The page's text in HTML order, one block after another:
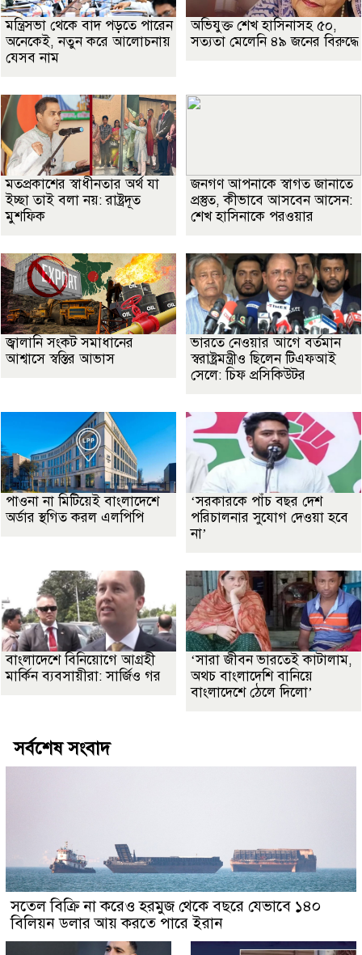
মন্ত্রিসভা থেকে বাদ পড়তে পারেন
অনেকেই, নতুন করে আলোচনায়
যেসব নাম
অভিযুক্ত শেখ হাসিনাসহ ৫০,
সত্যতা মেলেনি ৪৯ জনের বিরুদ্ধে
মতপ্রকাশের স্বাধীনতার অর্থ যা
ইচ্ছা তাই বলা নয়: রাষ্ট্রদূত
মুশফিক
জনগণ আপনাকে স্বাগত জানাতে
প্রস্তুত, কীভাবে আসবেন আসেন:
শেখ হাসিনাকে পরওয়ার
জ্বালানি সংকট সমাধানের
আশ্বাসে স্বস্তির আভাস
ভারতে নেওয়ার আগে বর্তমান
স্বরাষ্ট্রমন্ত্রীও ছিলেন টিএফআই
সেলে: চিফ প্রসিকিউটর
পাওনা না মিটিয়েই বাংলাদেশে
অর্ডার স্থগিত করল এলপিপি
‘সরকারকে পাঁচ বছর দেশ
পরিচালনার সুযোগ দেওয়া হবে
না’
বাংলাদেশে বিনিয়োগে আগ্রহী
মার্কিন ব্যবসায়ীরা: সার্জিও গর
‘সারা জীবন ভারতেই কাটালাম,
অথচ বাংলাদেশি বানিয়ে
বাংলাদেশে ঠেলে দিলো’
সর্বশেষ সংবাদ
সতেল বিক্রি না করেও হরমুজ থেকে বছরে যেভাবে ১৪০
বিলিয়ন ডলার আয় করতে পারে ইরান